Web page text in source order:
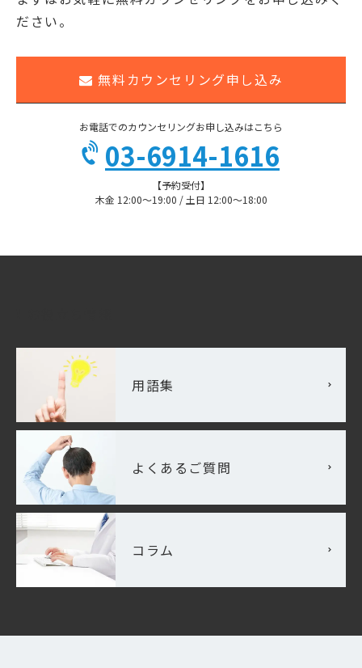
ださい。
無料カウンセリング申し込み
お電話でのカウンセリングお申し込みはこちら
03-6914-1616
【予約受付】
木金 12:00〜19:00 / 土日 12:00〜18:00
用語集
よくあるご質問
コラム